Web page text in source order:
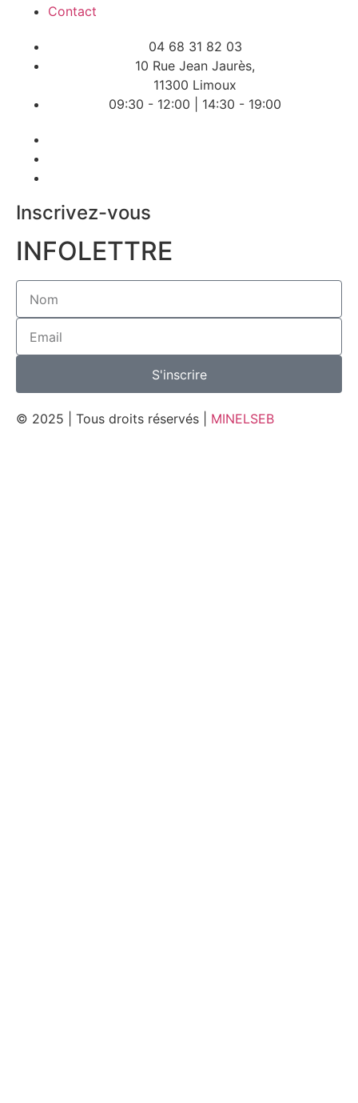
Contact
04 68 31 82 03
10 Rue Jean Jaurès,
11300 Limoux
09:30 - 12:00 | 14:30 - 19:00
Inscrivez-vous
INFOLETTRE
S'inscrire
© 2025 | Tous droits réservés | MINELSEB